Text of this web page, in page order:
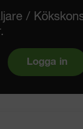
/
Logga in